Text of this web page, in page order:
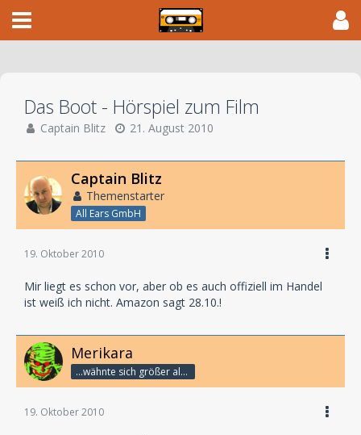
Das Boot - Hörspiel zum Film
Captain Blitz 21. August 2010
Captain Blitz
Themenstarter
All Ears GmbH
19. Oktober 2010
Mir liegt es schon vor, aber ob es auch offiziell im Handel
ist weiß ich nicht. Amazon sagt 28.10.!
Merikara
...wähnte sich größer als die Götter.
19. Oktober 2010